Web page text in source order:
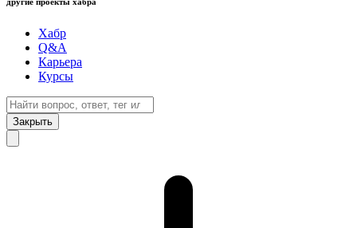
Хабр
Q&A
Карьера
Курсы
Закрыть